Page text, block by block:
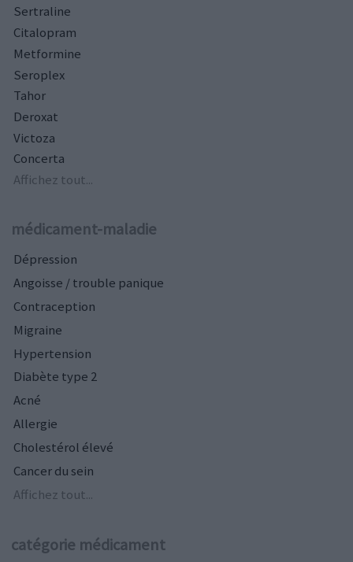
Sertraline
Citalopram
Metformine
Seroplex
Tahor
Deroxat
Victoza
Concerta
Affichez tout...
médicament-maladie
Dépression
Angoisse / trouble panique
Contraception
Migraine
Hypertension
Diabète type 2
Acné
Allergie
Cholestérol élevé
Cancer du sein
Affichez tout...
catégorie médicament